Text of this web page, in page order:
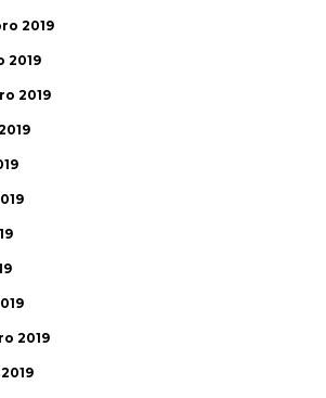
2019
2019
2019
2019